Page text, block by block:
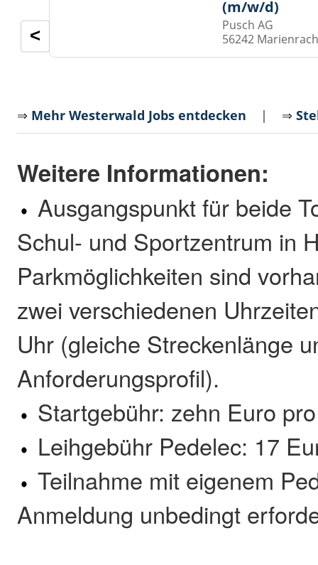
(m/w/d)
Pusch AG
56242
<
⇒ Mehr Westerwald Jobs entdecken | ⇒
Weitere Informationen:
Ausgangspunkt für beide
Schul- und Sportzentrum in
Parkmöglichkeiten sind
zwei verschiedenen
Uhr (gleiche Streckenlänge
Anforderungsprofil).
Startgebühr: zehn Euro
Leihgebühr Pedelec: 17
Teilnahme mit eigenem
Anmeldung unbedingt